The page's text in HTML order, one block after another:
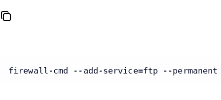
firewall-cmd --add-service=ftp --permanent